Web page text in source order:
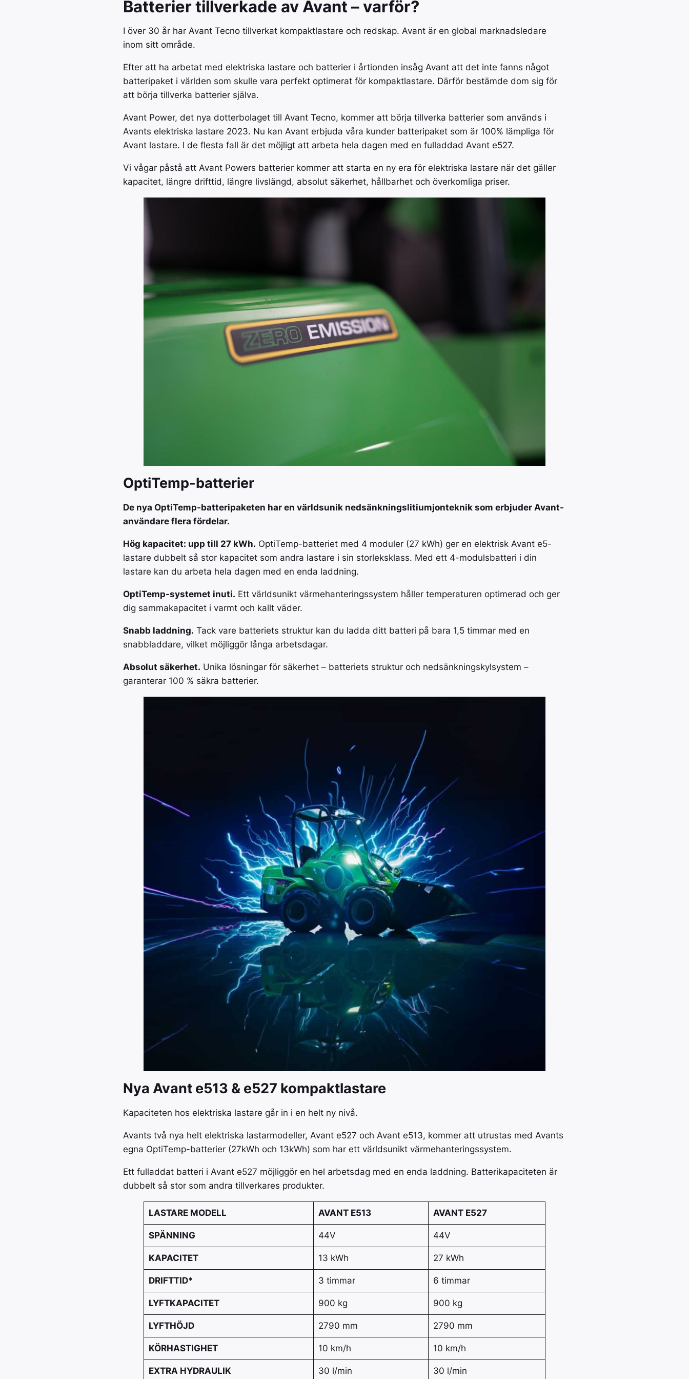
Pöttinger bidrar till en
ständigt pågående ökning av
effektiviteten och kvaliteten
Perfekt kombination av kraft
och manövreringsförmåga
BIGAB
Batterier tillverkade av Avant – varför?
I över 30 år har Avant Tecno tillverkat kompaktlastare och redskap. Avant är en global marknadsledare
inom sitt område.
Efter att ha arbetat med elektriska lastare och batterier i årtionden insåg Avant att det inte fanns något
batteripaket i världen som skulle vara perfekt optimerat för kompaktlastare. Därför bestämde dom sig för
att börja tillverka batterier själva.
Avant Power, det nya dotterbolaget till Avant Tecno, kommer att börja tillverka batterier som används i
Avants elektriska lastare 2023. Nu kan Avant erbjuda våra kunder batteripaket som är 100% lämpliga för
Avant lastare. I de flesta fall är det möjligt att arbeta hela dagen med en fulladdad Avant e527.
Vi vågar påstå att Avant Powers batterier kommer att starta en ny era för elektriska lastare när det gäller
kapacitet, längre drifttid, längre livslängd, absolut säkerhet, hållbarhet och överkomliga priser.
OptiTemp-batterier
De nya OptiTemp-batteripaketen har en världsunik nedsänkningslitiumjonteknik som erbjuder Avant-
användare flera fördelar.
Hög kapacitet: upp till 27 kWh. OptiTemp-batteriet med 4 moduler (27 kWh) ger en elektrisk Avant e5-
lastare dubbelt så stor kapacitet som andra lastare i sin storleksklass. Med ett 4-modulsbatteri i din
lastare kan du arbeta hela dagen med en enda laddning.
OptiTemp-systemet inuti. Ett världsunikt värmehanteringssystem håller temperaturen optimerad och ger
dig sammakapacitet i varmt och kallt väder.
Snabb laddning. Tack vare batteriets struktur kan du ladda ditt batteri på bara 1,5 timmar med en
snabbladdare, vilket möjliggör långa arbetsdagar.
Absolut säkerhet. Unika lösningar för säkerhet – batteriets struktur och nedsänkningskylsystem –
garanterar 100 % säkra batterier.
Nya Avant e513 & e527 kompaktlastare
Kapaciteten hos elektriska lastare går in i en helt ny nivå.
Avants två nya helt elektriska lastarmodeller, Avant e527 och Avant e513, kommer att utrustas med Avants
egna OptiTemp-batterier (27kWh och 13kWh) som har ett världsunikt värmehanteringssystem.
Ett fulladdat batteri i Avant e527 möjliggör en hel arbetsdag med en enda laddning. Batterikapaciteten är
dubbelt så stor som andra tillverkares produkter.
LASTARE MODELL AVANT E513 AVANT E527
SPÄNNING 44V 44V
KAPACITET 13 kWh 27 kWh
DRIFTTID* 3 timmar 6 timmar
LYFTKAPACITET 900 kg 900 kg
LYFTHÖJD 2790 mm 2790 mm
KÖRHASTIGHET 10 km/h 10 km/h
EXTRA HYDRAULIK 30 l/min 30 l/min